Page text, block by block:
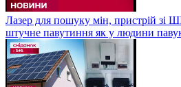
Лазер для пошуку мін, пристрій зі
штучне павутиння як у людини